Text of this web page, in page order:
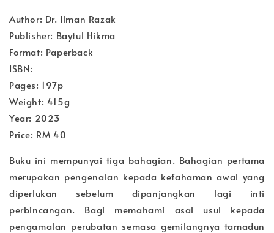
Author: Dr. Ilman Razak
Publisher: Baytul Hikma
Format: Paperback
ISBN:
Pages: 197p
Weight: 415g
Year: 2023
Price: RM 40
Buku ini mempunyai tiga bahagian. Bahagian pertama
merupakan pengenalan kepada kefahaman awal yang
diperlukan sebelum dipanjangkan lagi inti
perbincangan. Bagi memahami asal usul kepada
pengamalan perubatan semasa gemilangnya tamadun